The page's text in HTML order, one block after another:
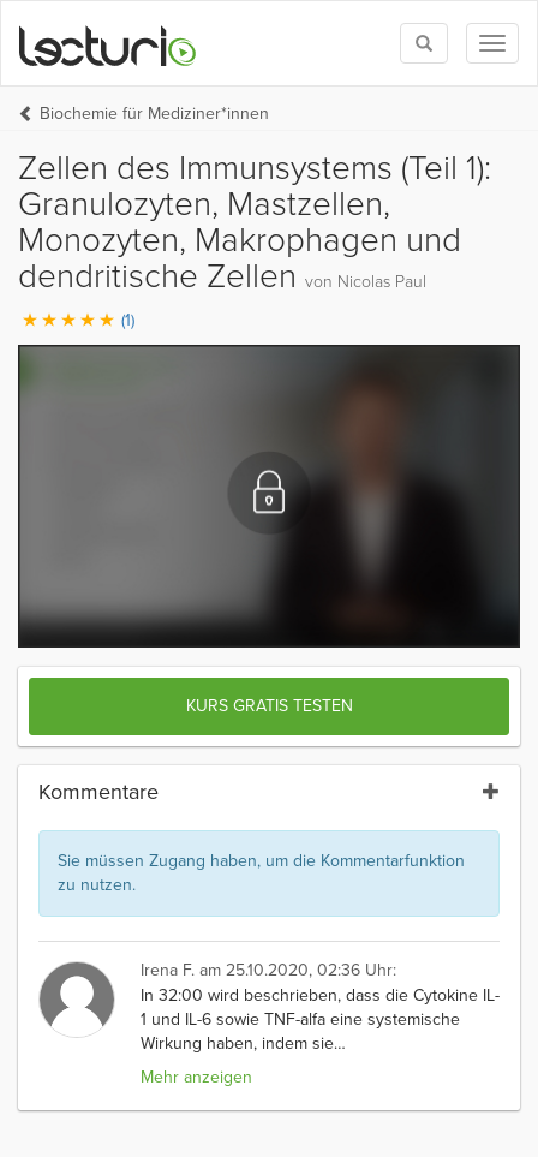
Toggle
search
Biochemie für Mediziner*innen
Zellen des Immunsystems (Teil 1):
Granulozyten, Mastzellen,
Monozyten, Makrophagen und
dendritische Zellen von Nicolas Paul
(1)
KURS GRATIS TESTEN
Kommentare
Sie müssen Zugang haben, um die Kommentarfunktion
zu nutzen.
Irena F. am 25.10.2020, 02:36 Uhr:
In 32:00 wird beschrieben, dass die Cytokine IL-
1 und IL-6 sowie TNF-alfa eine systemische
Wirkung haben, indem sie…
Mehr anzeigen